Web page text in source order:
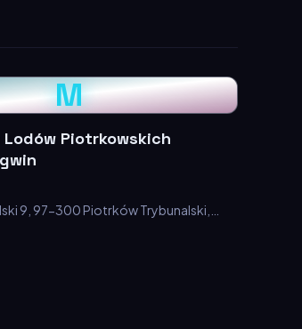
M
Lodów Piotrkowskich
9, 97-300 Piotrków Trybunalski,